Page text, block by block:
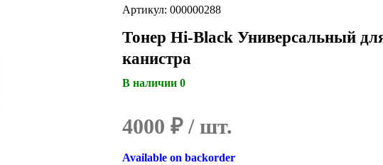
Артикул: 000000288
Тонер Hi-Black Универсальный
канистра
В наличии 0
4000₽
Available on backorder